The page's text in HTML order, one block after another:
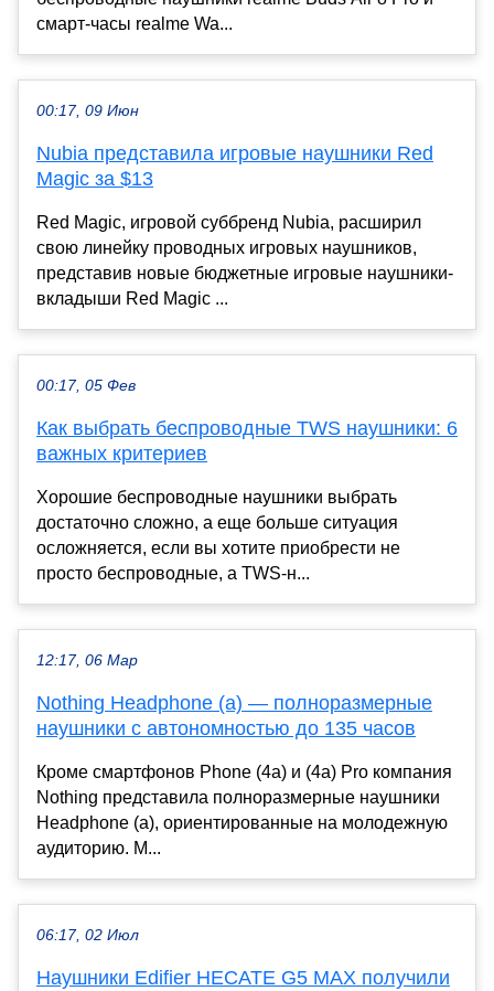
смарт-часы realme Wa...
00:17, 09 Июн
Nubia представила игровые наушники Red
Magic за $13
Red Magic, игровой суббренд Nubia, расширил
свою линейку проводных игровых наушников,
представив новые бюджетные игровые наушники-
вкладыши Red Magic ...
00:17, 05 Фев
Как выбрать беспроводные TWS наушники: 6
важных критериев
Хорошие беспроводные наушники выбрать
достаточно сложно, а еще больше ситуация
осложняется, если вы хотите приобрести не
просто беспроводные, а TWS-н...
12:17, 06 Мар
Nothing Headphone (a) — полноразмерные
наушники с автономностью до 135 часов
Кроме смартфонов Phone (4a) и (4a) Pro компания
Nothing представила полноразмерные наушники
Headphone (a), ориентированные на молодежную
аудиторию. М...
06:17, 02 Июл
Наушники Edifier HECATE G5 MAX получили